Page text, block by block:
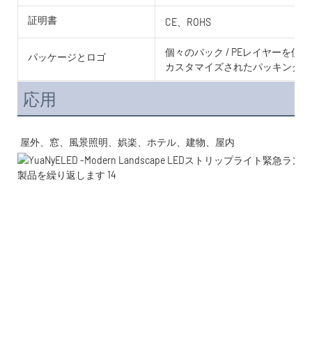
証明書 CE、ROHS
パッケージとロゴ
個々のパック / PEレイヤーを使
カスタマイズされたパッキング
応用